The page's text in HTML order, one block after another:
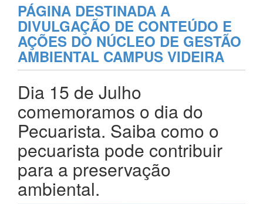
PÁGINA DESTINADA A
DIVULGAÇÃO DE CONTEÚDO E
AÇÕES DO NÚCLEO DE GESTÃO
AMBIENTAL CAMPUS VIDEIRA
Dia 15 de Julho
comemoramos o dia do
Pecuarista. Saiba como o
pecuarista pode contribuir
para a preservação
ambiental.